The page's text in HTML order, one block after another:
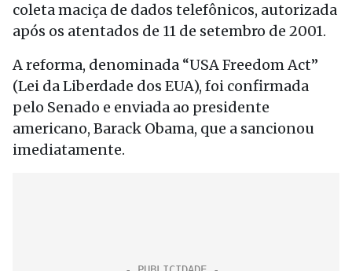
coleta maciça de dados telefônicos, autorizada
após os atentados de 11 de setembro de 2001.
A reforma, denominada “USA Freedom Act”
(Lei da Liberdade dos EUA), foi confirmada
pelo Senado e enviada ao presidente
americano, Barack Obama, que a sancionou
imediatamente.